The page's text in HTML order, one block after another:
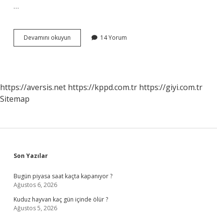
…
Devamını okuyun
Ve
14 Yorum
https://aversis.net https://kppd.com.tr https://giyi.com.tr
Sitemap
Sidebar
Son Yazılar
Bugün piyasa saat kaçta kapanıyor ?
Ağustos 6, 2026
Kuduz hayvan kaç gün içinde ölür ?
Ağustos 5, 2026